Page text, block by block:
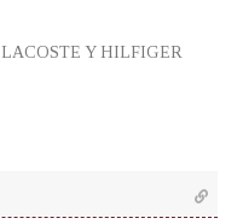
Y HILFIGER